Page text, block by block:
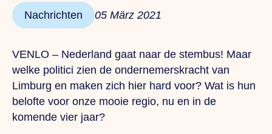
Nachrichten 05 März 2021
VENLO – Nederland gaat naar de stembus! Maar
welke politici zien de ondernemerskracht van
Limburg en maken zich hier hard voor? Wat is hun
belofte voor onze mooie regio, nu en in de
komende vier jaar?